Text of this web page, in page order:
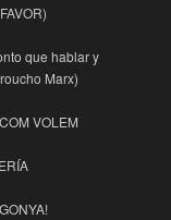
que hablar y
Marx)
VOLEM